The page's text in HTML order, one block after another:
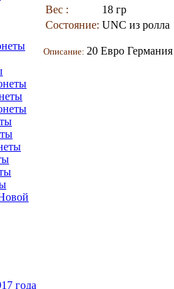
года
Вес :
18 гр
Состояние: UNC из ролла
Описание: 20 Евро